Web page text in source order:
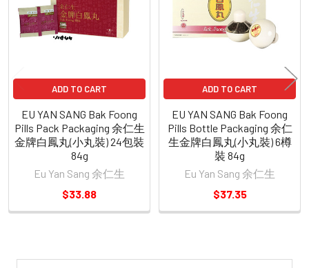
ADD TO CART
EU YAN SANG Bak Foong
Pills Pack Packaging 余仁生
金牌白鳳丸(小丸裝) 24包裝
84g
Eu Yan Sang 余仁生
$33.88
ADD TO CART
EU YAN SANG Bak Foong
Pills Bottle Packaging 余仁
生金牌白鳳丸(小丸裝) 6樽
裝 84g
Eu Yan Sang 余仁生
$37.35